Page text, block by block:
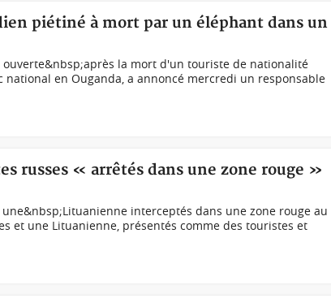
piétiné à mort par un éléphant dans un
ouverte&nbsp;après la mort d'un touriste de nationalité
en Ouganda, a annoncé mercredi un responsable
russes « arrêtés dans une zone rouge »
interceptés dans une zone rouge au
et une Lituanienne, présentés comme des touristes et